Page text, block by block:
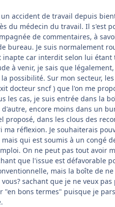
accident de travail depuis
du médecin du travail. Il s'est
de commentaires, à
bureau. Je suis normalement
inapte car interdit selon lui
à venir, je sais que
possibilité. Sur mon secteur,
docteur sncf ) que l'on me
les cas, je suis entrée dans la
encore moins dans un
proposé, dans les clous des
ma réflexion. Je souhaiterais
qui est soumis à un congé
On ne peut pas tout avoir
que l'issue est défavorable
mais la boîte de
sachant que je ne veux
"en bons termes" puisque je